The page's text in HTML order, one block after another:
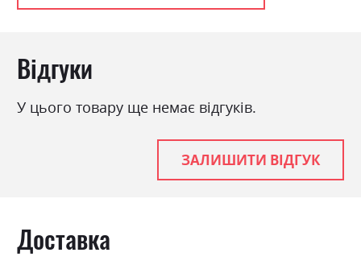
Відгуки
У цього товару ще немає відгуків.
ЗАЛИШИТИ ВІДГУК
Доставка